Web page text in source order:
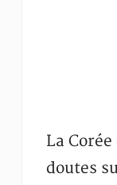
La
doutes